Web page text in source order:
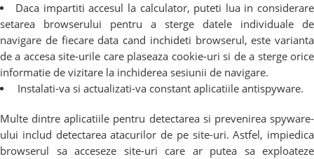
Daca impartiti accesul la calculator, puteti lua in considerare
setarea browserului pentru a sterge datele individuale de
navigare de fiecare data cand inchideti browserul, este varianta
de a accesa site-urile care plaseaza cookie-uri si de a sterge orice
informatie de vizitare la inchiderea sesiunii de navigare.
Instalati-va si actualizati-va constant aplicatiile antispyware.
Multe dintre aplicatiile pentru detectarea si prevenirea spyware-
ului includ detectarea atacurilor de pe site-uri. Astfel, impiedica
browserul sa acceseze site-uri care ar putea sa exploateze